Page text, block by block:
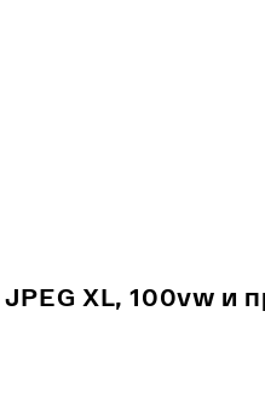
XL, 100vw и